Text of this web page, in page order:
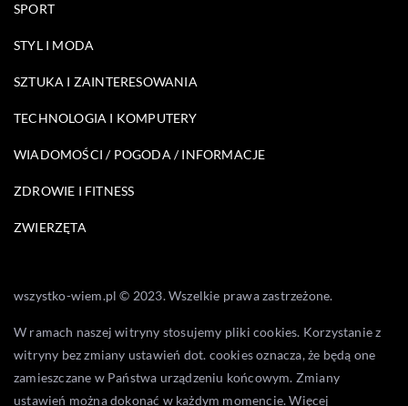
SPORT
STYL I MODA
SZTUKA I ZAINTERESOWANIA
TECHNOLOGIA I KOMPUTERY
WIADOMOŚCI / POGODA / INFORMACJE
ZDROWIE I FITNESS
ZWIERZĘTA
wszystko-wiem.pl © 2023. Wszelkie prawa zastrzeżone.
W ramach naszej witryny stosujemy pliki cookies. Korzystanie z
witryny bez zmiany ustawień dot. cookies oznacza, że będą one
zamieszczane w Państwa urządzeniu końcowym. Zmiany
ustawień można dokonać w każdym momencie. Więcej